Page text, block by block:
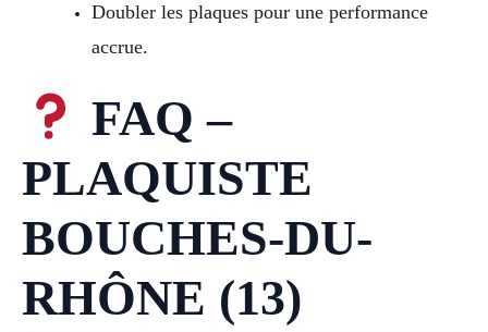
Doubler les plaques pour une performance
accrue.
FAQ –
PLAQUISTE
BOUCHES-DU-
RHÔNE (13)